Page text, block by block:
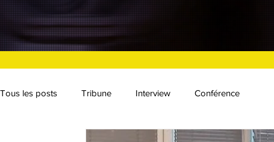
Tous les posts Tribune Interview Conférence